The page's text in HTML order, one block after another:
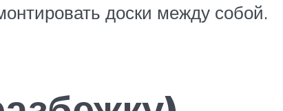
доски между собой.